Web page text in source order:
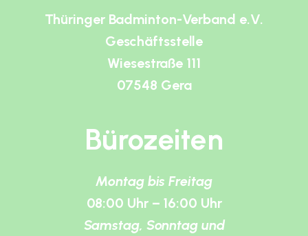
Thüringer Badminton-Verband e.V.
Geschäftsstelle
Wiesestraße 111
07548 Gera
Bürozeiten
Montag bis Freitag
08:00 Uhr – 16:00 Uhr
Samstag, Sonntag und